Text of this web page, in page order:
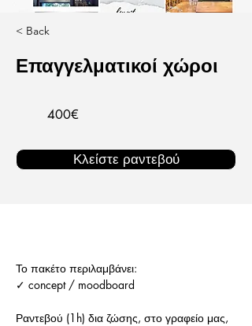
< Back
Επαγγελματικοί χώροι
400€
Κλείστε ραντεβού
Το πακέτο περιλαμβάνει:
✓ concept / moodboard
Ραντεβού (1h) δια ζώσης, στο γραφείο μας,